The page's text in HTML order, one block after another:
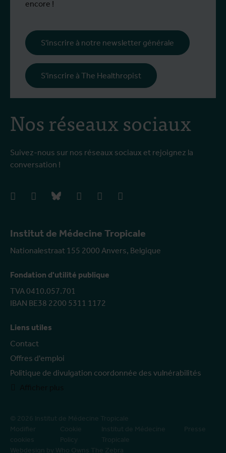
Institut de Médecine Tropicale
Nationalestraat 155 2000 Anvers, Belgique
Fondation d'utilité publique
TVA 0410.057.701
IBAN BE38 2200 5311 1172
Liens utiles
Contact
Offres d'emploi
Politique de divulgation coordonnée des vulnérabilités
Nos réseaux sociaux
Suivez-nous sur nos réseaux sociaux et rejoignez la
conversation !
facebookinstagrambluesky linkedIn youtube
encore !
S'inscrire à notre newsletter générale
S'inscrire à The Healthropist
© 2026 Institut de Médecine Tropicale
Modifier
cookies
Cookie
Policy
Institut de Médecine
Tropicale
Presse
Webdesign by Who Owns The Zebra